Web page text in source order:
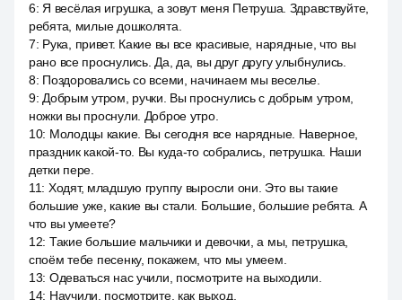
6: Я весёлая игрушка, а зовут меня Петруша. Здравствуйте,
ребята, милые дошколята.
7: Рука, привет. Какие вы все красивые, нарядные, что вы
рано все проснулись. Да, да, вы друг другу улыбнулись.
8: Поздоровались со всеми, начинаем мы веселье.
9: Добрым утром, ручки. Вы проснулись с добрым утром,
ножки вы проснули. Доброе утро.
10: Молодцы какие. Вы сегодня все нарядные. Наверное,
праздник какой-то. Вы куда-то собрались, петрушка. Наши
детки пере.
11: Ходят, младшую группу выросли они. Это вы такие
большие уже, какие вы стали. Большие, большие ребята. А
что вы умеете?
12: Такие большие мальчики и девочки, а мы, петрушка,
споём тебе песенку, покажем, что мы умеем.
13: Одеваться нас учили, посмотрите на выходили.
14: Научили, посмотрите, как выход.